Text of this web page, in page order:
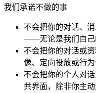
我们承诺不做的事
不会把你的对话、
——无论是我们自己
不会把你的对话或
像、定向投放或行为
不会把你的个人对
共界面，除非你主动